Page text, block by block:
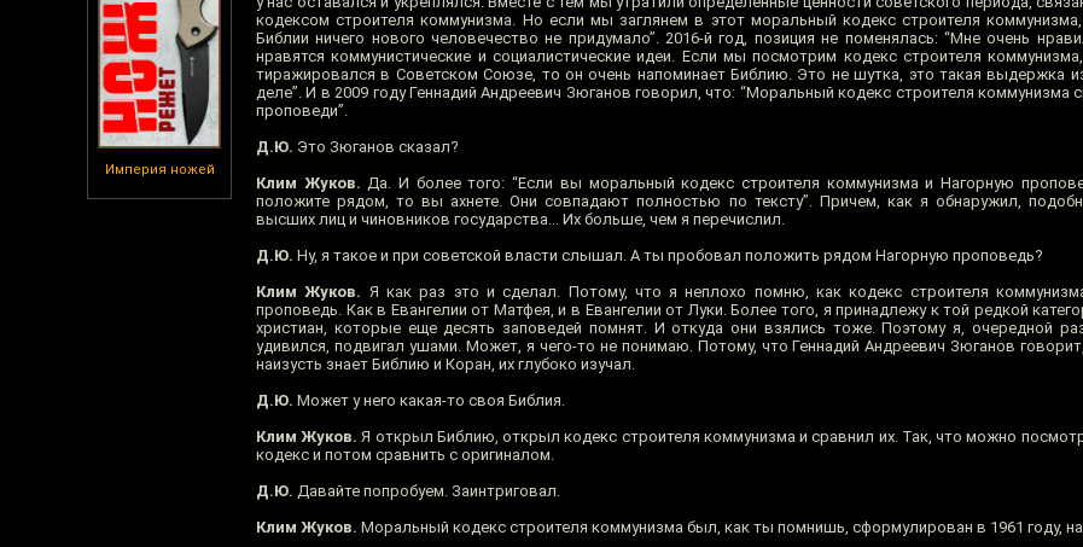
Империя ножей
кодексом строителя коммунизма. Но если мы заглянем в этот моральный кодекс строителя
Библии ничего нового человечество не придумало”. 2016-й год, позиция не поменялась: “Мне очень
нравятся коммунистические и социалистические идеи. Если мы посмотрим кодекс строителя
тиражировался в Советском Союзе, то он очень напоминает Библию. Это не шутка, это такая выдержка
деле”. И в 2009 году Геннадий Андреевич Зюганов говорил, что: “Моральный кодекс строителя коммунизма
проповеди”.
Д.Ю. Это Зюганов сказал?
Клим Жуков. Да. И более того: “Если вы моральный кодекс строителя коммунизма и Нагорную
положите рядом, то вы ахнете. Они совпадают полностью по тексту”. Причем, как я обнаружил,
высших лиц и чиновников государства... Их больше, чем я перечислил.
Д.Ю. Ну, я такое и при советской власти слышал. А ты пробовал положить рядом Нагорную проповедь?
Клим Жуков. Я как раз это и сделал. Потому, что я неплохо помню, как кодекс строителя
проповедь. Как в Евангелии от Матфея, и в Евангелии от Луки. Более того, я принадлежу к той редкой
христиан, которые еще десять заповедей помнят. И откуда они взялись тоже. Поэтому я, очередной
удивился, подвигал ушами. Может, я чего-то не понимаю. Потому, что Геннадий Андреевич Зюганов
наизусть знает Библию и Коран, их глубоко изучал.
Д.Ю. Может у него какая-то своя Библия.
Клим Жуков. Я открыл Библию, открыл кодекс строителя коммунизма и сравнил их. Так, что можно
кодекс и потом сравнить с оригиналом.
Д.Ю. Давайте попробуем. Заинтриговал.
Клим Жуков. Моральный кодекс строителя коммунизма был, как ты помнишь, сформулирован в 1961 году,